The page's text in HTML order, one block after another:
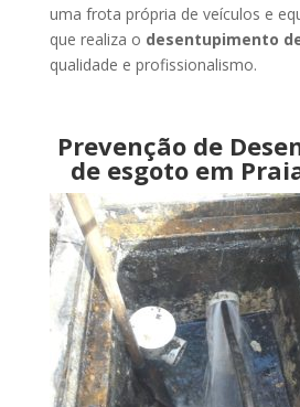
uma frota própria de veículos e
que realiza o desentupimento
qualidade e profissionalismo.
Prevenção de
de esgoto em